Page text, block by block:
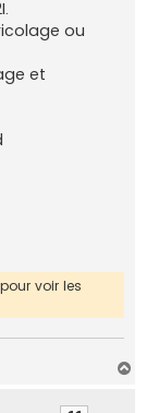
ou
et
voir les